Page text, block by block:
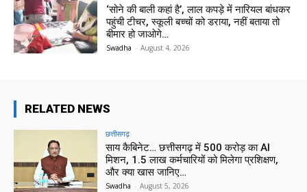
‘सोने की बाली कहां है’, लाल कपड़े में नारियल बांधकर
पहुंची टीचर, स्कूली बच्चों को डराया, नहीं बताया तो
बीमार हो जाओगे…
Swadha - August 4, 2026
RELATED NEWS
छत्तीसगढ़
साय कैबिनेट… छत्तीसगढ़ में 500 करोड़ का AI
मिशन, 1.5 लाख कर्मचारियों को मिलेगा प्रशिक्षण,
और क्या खास जानिए…
Swadha - August 5, 2026